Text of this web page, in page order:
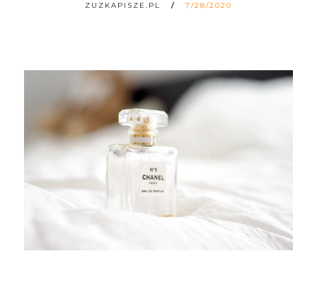
ZUZKAPISZE.PL 7/28/2020